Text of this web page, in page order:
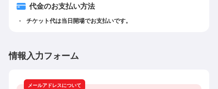
代金のお支払い方法
チケット代は当日開場でお支払いです。
情報入力フォーム
メールアドレスについて